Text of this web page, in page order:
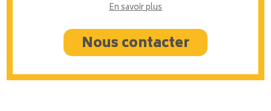
En savoir plus
Nous contacter